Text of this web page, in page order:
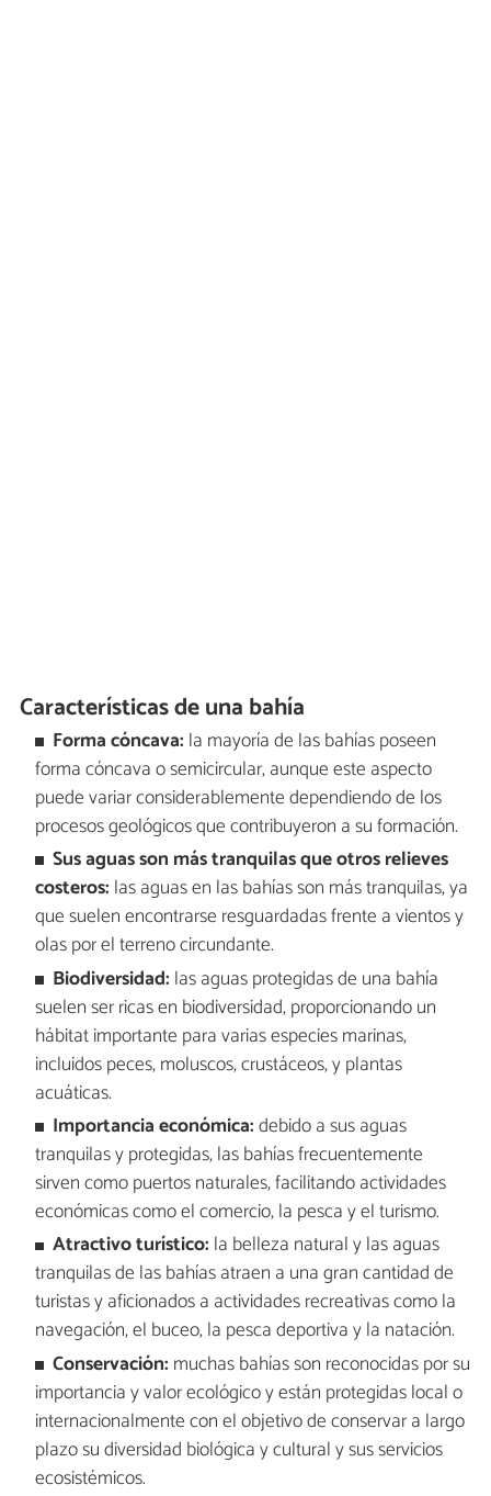
Características de una bahía
Forma cóncava: la mayoría de las bahías poseen
forma cóncava o semicircular, aunque este aspecto
puede variar considerablemente dependiendo de los
procesos geológicos que contribuyeron a su formación.
Sus aguas son más tranquilas que otros relieves
costeros: las aguas en las bahías son más tranquilas, ya
que suelen encontrarse resguardadas frente a vientos y
olas por el terreno circundante.
Biodiversidad: las aguas protegidas de una bahía
suelen ser ricas en biodiversidad, proporcionando un
hábitat importante para varias especies marinas,
incluidos peces, moluscos, crustáceos, y plantas
acuáticas.
Importancia económica:debido a sus aguas
tranquilas y protegidas, las bahías frecuentemente
sirven como puertos naturales, facilitando actividades
económicas como el comercio, la pesca y el turismo.
Atractivo turístico: la belleza natural y las aguas
tranquilas de las bahías atraen a una gran cantidad de
turistas y aficionados a actividades recreativas como la
navegación, el buceo, la pesca deportiva y la natación.
Conservación: muchas bahías son reconocidas por su
importancia y valor ecológico y están protegidas local o
internacionalmente con el objetivo de conservar a largo
plazo su diversidad biológica y cultural y sus servicios
ecosistémicos.